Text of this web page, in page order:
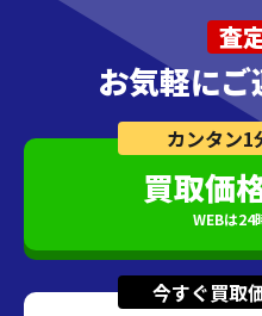
査
お気軽に
カンタン1
買取価
WEBは24
今すぐ買取